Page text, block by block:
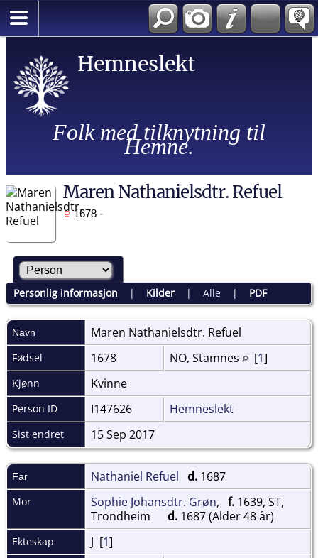
Hemneslekt
Folk med tilknytning til
Hemne.
Maren Nathanielsdtr. Refuel
1678 -
Personlig informasjon | Kilder| Alle| PDF
Navn Maren Nathanielsdtr. Refuel
Fødsel 1678 NO, Stamnes [1]
Kjønn Kvinne
Person ID I147626 Hemneslekt
Sist endret 15 Sep 2017
Far Nathaniel Refuel d. 1687
Mor Sophie Johansdtr. Grøn, f. 1639, ST,
Trondheim
d. 1687 (Alder 48 år)
Ekteskap J [1]